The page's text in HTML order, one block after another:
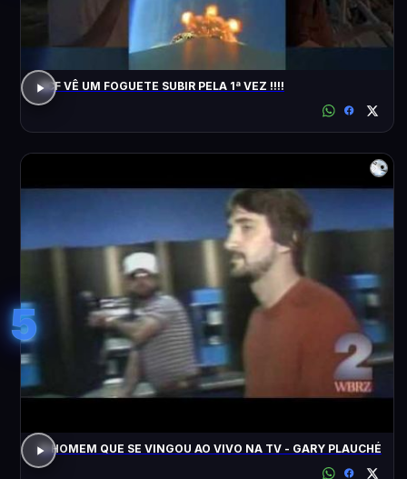
ACF VÊ UM FOGUETE SUBIR PELA 1ª VEZ !!!!
5
O HOMEM QUE SE VINGOU AO VIVO NA TV - GARY PLAUCHÉ